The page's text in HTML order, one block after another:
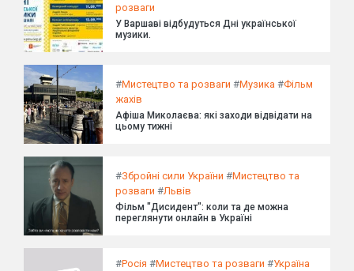
розваги
У Варшаві відбудуться Дні української
музики.
#Мистецтво та розваги #Музика #Фільм
жахів
Афіша Миколаєва: які заходи відвідати на
цьому тижні
#Збройні сили України #Мистецтво та
розваги #Львів
Фільм "Дисидент": коли та де можна
переглянути онлайн в Україні
#Росія #Мистецтво та розваги #Україна